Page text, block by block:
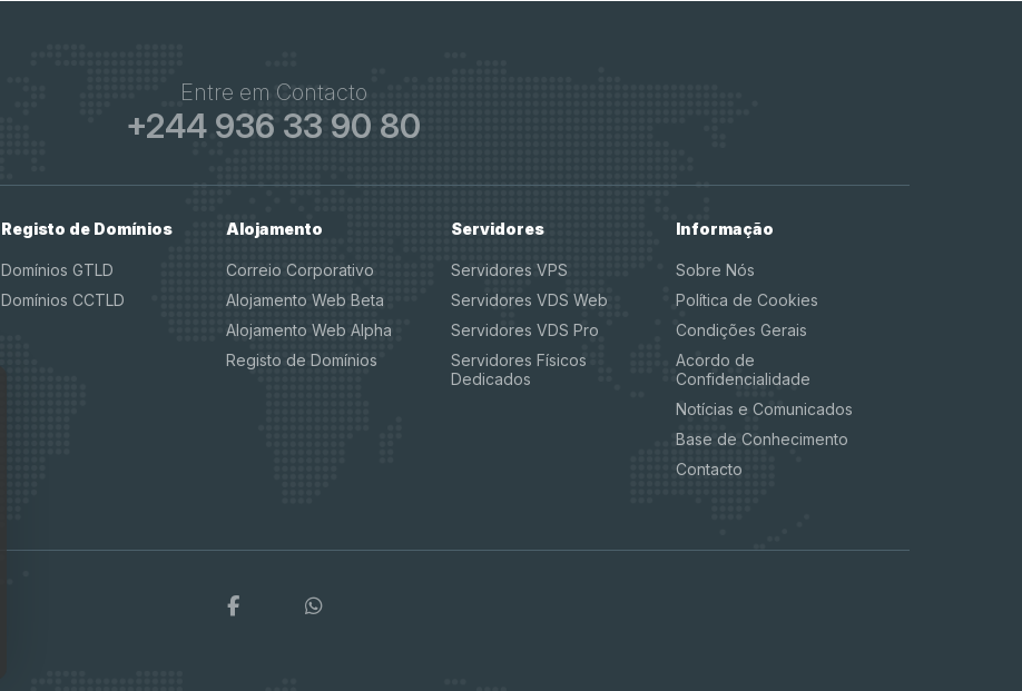
Entre em Contacto
+244 936 33 90 80
Registo de Domínios
Domínios GTLD
Domínios CCTLD
Alojamento
Correio Corporativo
Alojamento Web Beta
Alojamento Web Alpha
Registo de Domínios
Servidores
Servidores VPS
Servidores VDS Web
Servidores VDS Pro
Servidores Físicos
Dedicados
Informação
Sobre Nós
Política de Cookies
Condições Gerais
Acordo de
Confidencialidade
Notícias e Comunicados
Base de Conhecimento
Contacto